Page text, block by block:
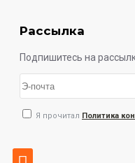
Рассылка
Подпишитесь на
Я прочитал Политика